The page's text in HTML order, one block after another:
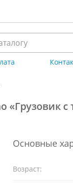
с
Основные
Возраст: